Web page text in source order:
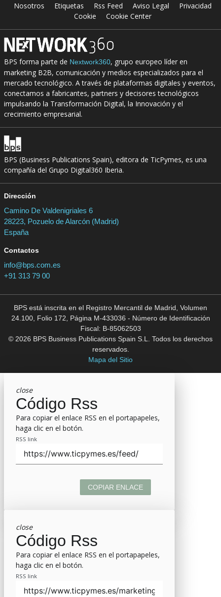
Nosotros Etiquetas Rss Feed Aviso Legal
Privacidad
Cookie
Cookie Center
BPS forma parte de Nextwork360, grupo europeo líder en
marketing B2B, comunicación y medios especializados para el
mercado tecnológico. A través de plataformas digitales y eventos,
conectamos a fabricantes, partners y decisores tecnológicos
impulsando la Transformación Digital, la Innovación y el
crecimiento empresarial.
BPS (Business Publications Spain), editora de TicPymes, es una
compañía del Grupo Digital360 Iberia.
Dirección
Camino De Valdenigriales 6
28223, Pozuelo de Alarcón (Madrid)
España
Contactos
info@bps.com.es
+91 313 79 00
BPS está inscrita en el Registro Mercantil de Madrid, Volumen
24.100, Folio 172, Página M-433036 - Número de Identificación
Fiscal: B-85062503
© 2026 BPS Business Publications Spain S.L. Todos los derechos
reservados.
Mapa del Sitio
close
Código Rss
Para copiar el enlace RSS en el portapapeles,
haga clic en el botón.
RSS link
COPIAR ENLACE
close
Código Rss
Para copiar el enlace RSS en el portapapeles,
haga clic en el botón.
RSS link